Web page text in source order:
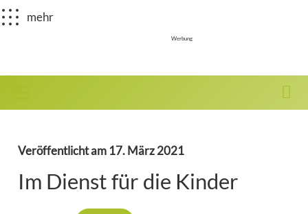
mehr
Werbung
Veröffentlicht am 17. März 2021
Im Dienst für die Kinder